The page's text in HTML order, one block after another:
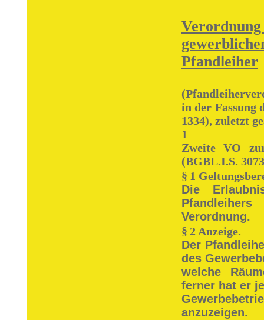
Pfandleiher
in der Fassung
1334), zuletzt
1
Zweite VO
(BGBL.I.S.
§ 1
Die
Verordnung.
§ 2 Anzeige.
Der
des
welche
ferner hat er
anzuzeigen.